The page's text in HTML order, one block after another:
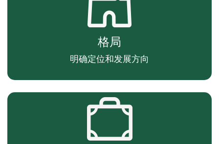
格局
明确定位和发展方向